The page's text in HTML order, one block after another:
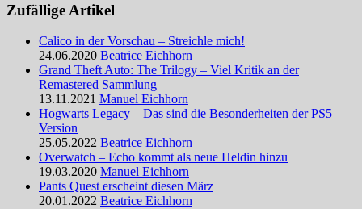
Zufällige Artikel
Calico in der Vorschau – Streichle mich!
24.06.2020 Beatrice Eichhorn
Grand Theft Auto: The Trilogy – Viel Kritik an der
Remastered Sammlung
13.11.2021 Manuel Eichhorn
Hogwarts Legacy – Das sind die Besonderheiten der PS5
Version
25.05.2022 Beatrice Eichhorn
Overwatch – Echo kommt als neue Heldin hinzu
19.03.2020 Manuel Eichhorn
Pants Quest erscheint diesen März
20.01.2022 Beatrice Eichhorn